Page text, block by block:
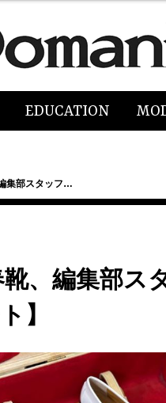
EDUCATION
集部スタッフ…
、編集部ス
】